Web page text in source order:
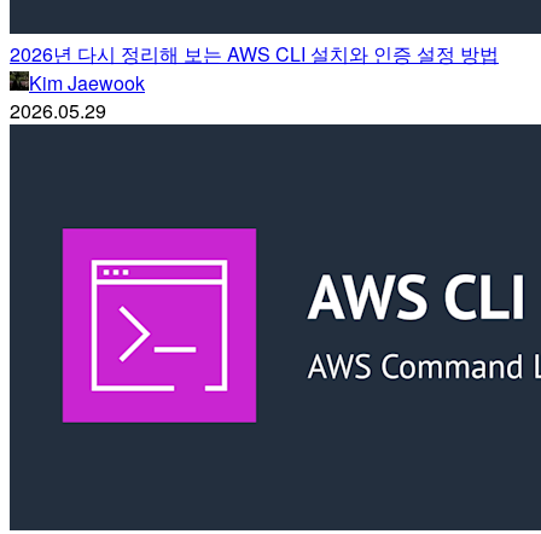
2026년 다시 정리해 보는 AWS CLI 설치와 인증 설정 방법
Kim Jaewook
2026.05.29